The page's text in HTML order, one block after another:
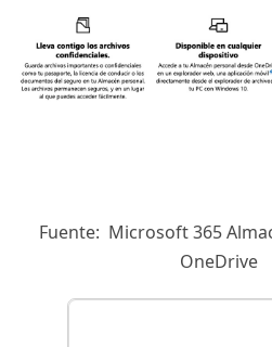
Fuente: Microsoft 365
OneDrive